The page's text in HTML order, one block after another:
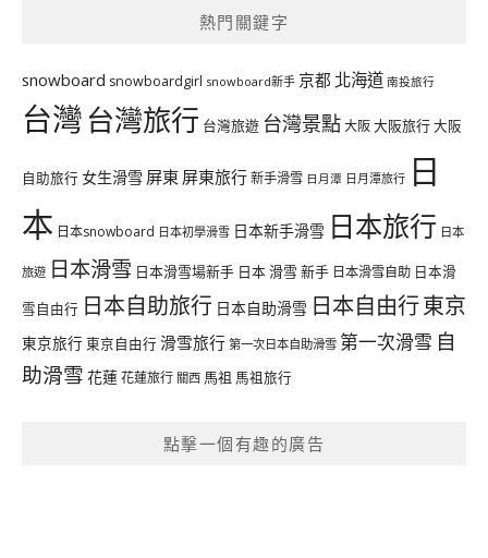
熱門關鍵字
snowboard snowboardgirl snowboard新手 京都 北海道 南投旅行
台灣台灣旅行 台灣旅遊 台灣景點大阪大阪旅行大阪
自助旅行 女生滑雪 屏東 屏東旅行新手滑雪 日月潭 日月潭旅行 日
本 日本snowboard 日本初學滑雪 日本新手滑雪 日本旅行 日本
旅遊 日本滑雪 日本滑雪場新手 日本 滑雪 新手 日本滑雪自助 日本滑
雪自由行 日本自助旅行 日本自助滑雪 日本自由行東京
東京旅行 東京自由行 滑雪旅行 第一次日本自助滑雪 第一次滑雪 自
助滑雪 花蓮花蓮旅行 關西 馬祖 馬祖旅行
點擊一個有趣的廣告